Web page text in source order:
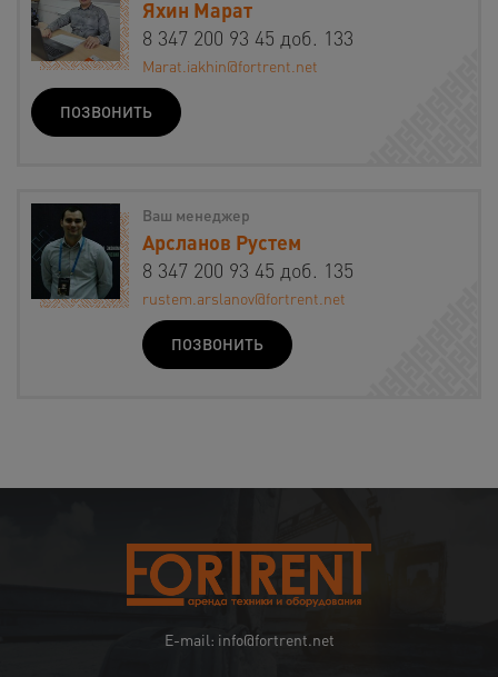
Яхин Марат
8 347 200 93 45 доб. 133
Marat.iakhin@fortrent.net
ПОЗВОНИТЬ
Ваш менеджер
Арсланов Рустем
8 347 200 93 45 доб. 135
rustem.arslanov@fortrent.net
ПОЗВОНИТЬ
E-mail: info@fortrent.net